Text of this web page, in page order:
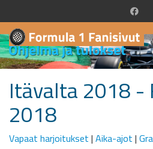
Itävalta 2018 -
2018
Vapaat harjoitukset | Aika-ajot |